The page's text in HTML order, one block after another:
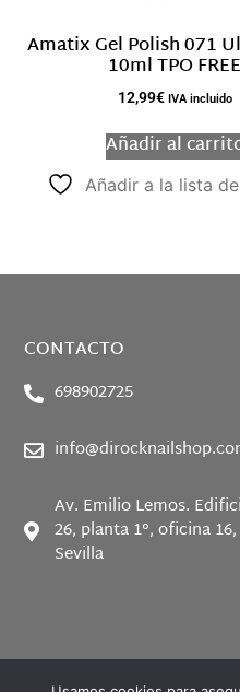
Amatix Gel Polish 071
10ml TPO FREE
12,99€ IVA incluido
Añadir al
Añadir a la lista
CONTACTO
698902725
Av. Emilio Lemos.
26, planta 1°, oficina 16,
Sevilla